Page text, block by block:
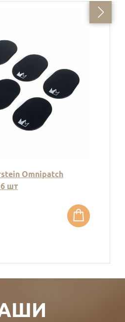
Omnipatch
шт